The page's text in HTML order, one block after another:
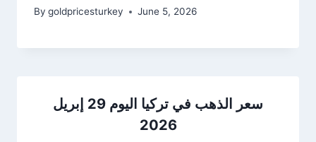
By goldpricesturkey June 5, 2026
سعر الذهب في تركيا اليوم 29 إبريل
2026